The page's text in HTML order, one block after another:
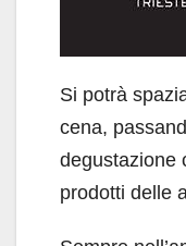
Si potrà
cena,
degustazione
prodotti delle